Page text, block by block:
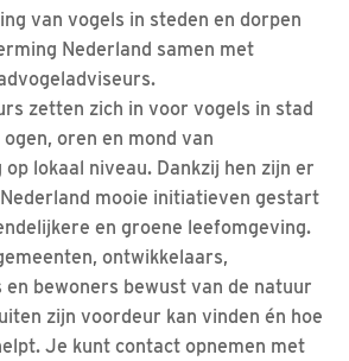
van vogels in steden en dorpen
Nederland samen met
zetten zich in voor vogels in stad
oren en mond van
lokaal niveau. Dankzij hen zijn er
mooie initiatieven gestart
en groene leefomgeving.
ontwikkelaars,
bewoners bewust van de natuur
zijn voordeur kan vinden én hoe
Je kunt contact opnemen met